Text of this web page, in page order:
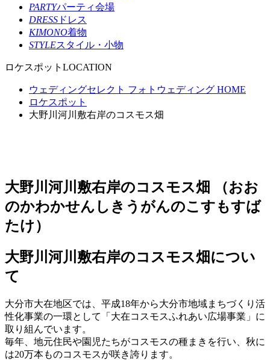
PARTYパーティ会場
DRESS ドレス
KIMONO着物
STYLEスタイル・小物
ロケスポット LOCATION
ウェディングセレクト フォトウェディング HOME
ロケスポット
大野川河川敷右岸のコスモス畑
大野川河川敷右岸のコスモス畑
（おお
のかわかせんしきうがんのこすもすば
たけ）
大野川河川敷右岸のコスモス畑につい
て
大分市大在地区では、平成18年から大分市地域まちづくり活
性化事業の一環として「大在コスモスふれあい広場事業」に
取り組んでいます。
毎年、地元住民や園児たちがコスモスの種まきを行い、秋に
は20万本ものコスモスが咲き誇ります。